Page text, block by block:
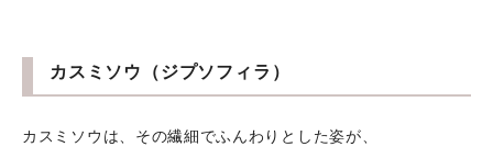
カスミソウ（ジプソフィラ）
カスミソウは、その繊細でふんわりとした姿が、